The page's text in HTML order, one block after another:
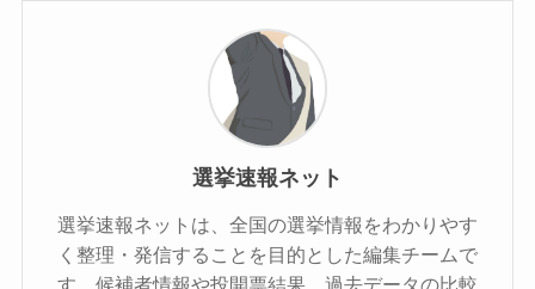
選挙速報ネット
選挙速報ネットは、全国の選挙情報をわかりやす
く整理・発信することを目的とした編集チームで
す。候補者情報や投開票結果、過去データの比較